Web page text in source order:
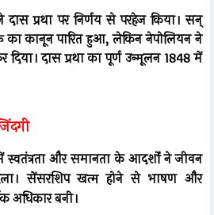
प्रथा पर निर्णय से परहेज किया। सन्
का कानून पारित हुआ, लेकिन नेपोलियन ने
दिया। दास प्रथा का पूर्ण उन्मूलन 1848 में
और समानता के आदर्शों ने जीवन
सेंसरशिप खत्म होने से भाषण और
अधिकार बनी।